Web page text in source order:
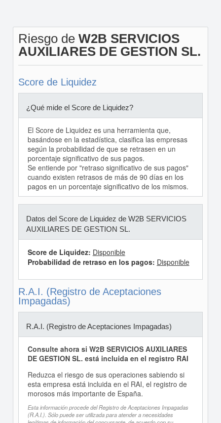
Riesgo de W2B SERVICIOS
AUXILIARES DE GESTION SL.
Score de Liquidez
¿Qué mide el Score de Liquidez?
El Score de Liquidez es una herramienta que,
basándose en la estadística, clasifica las empresas
según la probabilidad de que se retrasen en un
porcentaje significativo de sus pagos.
Se entiende por "retraso significativo de sus pagos"
cuando existen retrasos de más de 90 días en los
pagos en un porcentaje significativo de los mismos.
Datos del Score de Liquidez de W2B SERVICIOS
AUXILIARES DE GESTION SL.
Score de Liquidez: Disponible
Probabilidad de retraso en los pagos: Disponible
R.A.I. (Registro de Aceptaciones
Impagadas)
R.A.I. (Registro de Aceptaciones Impagadas)
Consulte ahora si W2B SERVICIOS AUXILIARES
DE GESTION SL. está incluida en el registro RAI
Reduzca el riesgo de sus operaciones sabiendo si
esta empresa está incluida en el RAI, el registro de
morosos más importante de España.
Esta información procede del Registro de Aceptaciones Impagadas
(R.A.I.). Sólo puede ser utilizada para atender a necesidades